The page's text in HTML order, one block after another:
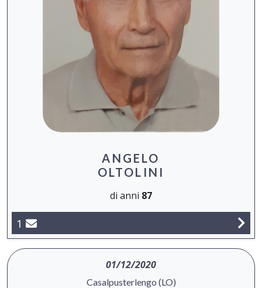
ANGELO
OLTOLINI
di anni 87
1
01/12/2020
Casalpusterlengo (LO)